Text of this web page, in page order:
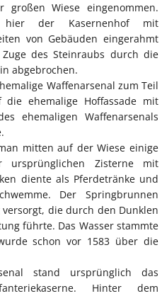
Wiese eingenommen.
hier der Kasernenhof mit
von Gebäuden eingerahmt
des Steinraubs durch die
abgebrochen.
Waffenarsenal zum Teil
ehemalige Hoffassade mit
ehemaligen Waffenarsenals
mitten auf der Wiese einige
ursprünglichen Zisterne mit
diente als Pferdetränke und
Der Springbrunnen
die durch den Dunklen
führte. Das Wasser stammte
schon vor 1583 über die
stand ursprünglich das
Hinter dem